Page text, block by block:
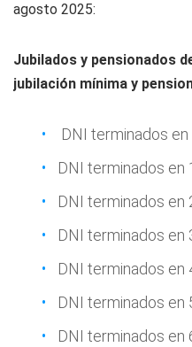
agosto 2025:
Jubilados y pensionados
jubilación mínima y
DNI terminados
DNI terminados en
DNI terminados en
DNI terminados en
DNI terminados en
DNI terminados en
DNI terminados en